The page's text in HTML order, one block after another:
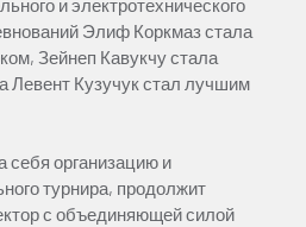
Элиф Коркмаз стала
Зейнеп Кавукчу стала
Кузучук стал лучшим
себя организацию и
турнира, продолжит
с объединяющей силой